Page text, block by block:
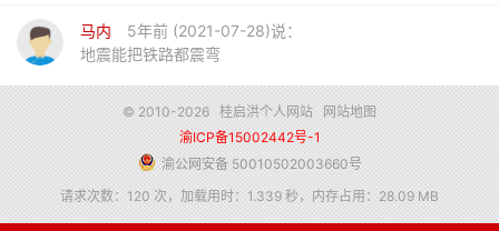
马内
5年前 (2021-07-28)说：
地震能把铁路都震弯
© 2010-2026 桂启洪个人网站
网站地图
渝ICP备15002442号-1
渝公网安备 50010502003660号
请求次数：120 次，加载用时：1.339 秒，内存占用：28.09 MB